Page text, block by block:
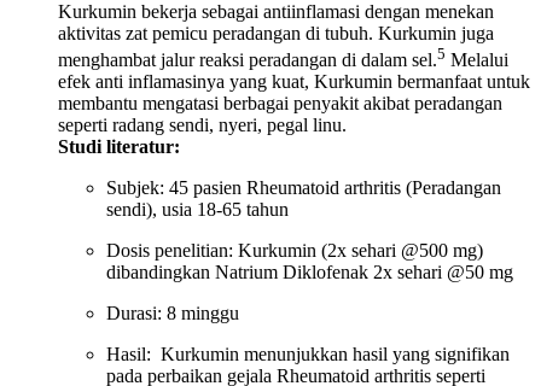
Kurkumin bekerja sebagai antiinflamasi dengan menekan
aktivitas zat pemicu peradangan di tubuh. Kurkumin juga
menghambat jalur reaksi peradangan di dalam sel.5 Melalui
efek anti inflamasinya yang kuat, Kurkumin bermanfaat untuk
membantu mengatasi berbagai penyakit akibat peradangan
seperti radang sendi, nyeri, pegal linu.
Studi literatur:
Subjek: 45 pasien Rheumatoid arthritis (Peradangan
sendi), usia 18-65 tahun
Dosis penelitian: Kurkumin (2x sehari @500 mg)
dibandingkan Natrium Diklofenak 2x sehari @50 mg
Durasi: 8 minggu
Hasil: Kurkumin menunjukkan hasil yang signifikan
pada perbaikan gejala Rheumatoid arthritis seperti